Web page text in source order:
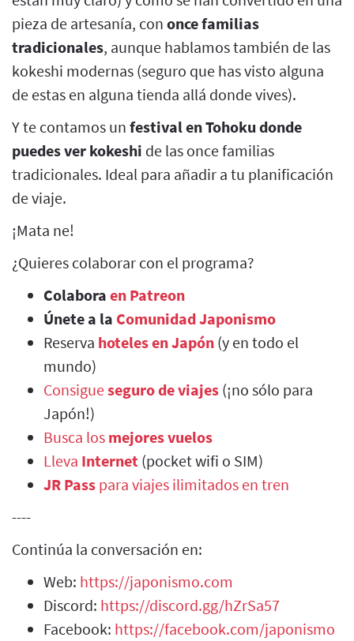
pieza de artesanía, con once familias
tradicionales, aunque hablamos también de las
kokeshi modernas (seguro que has visto alguna
de estas en alguna tienda allá donde vives).
Y te contamos un festival en Tohoku donde
puedes ver kokeshi de las once familias
tradicionales. Ideal para añadir a tu planificación
de viaje.
¡Mata ne!
¿Quieres colaborar con el programa?
Colabora en Patreon
Únete a la Comunidad Japonismo
Reserva hoteles en Japón (y en todo el
mundo)
Consigueseguro de viajes (¡no sólo para
Japón!)
Busca los mejores vuelos
Lleva Internet (pocket wifi o SIM)
JR Pass para viajes ilimitados en tren
----
Continúa la conversación en:
Web: https://japonismo.com
Discord: https://discord.gg/hZrSa57
Facebook: https://facebook.com/japonismo